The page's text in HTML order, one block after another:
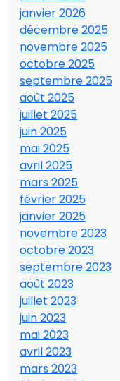
janvier 2026
décembre 2025
novembre 2025
octobre 2025
septembre 2025
août 2025
juillet 2025
juin 2025
mai 2025
avril 2025
mars 2025
février 2025
janvier 2025
novembre 2023
octobre 2023
septembre 2023
août 2023
juillet 2023
juin 2023
mai 2023
avril 2023
mars 2023